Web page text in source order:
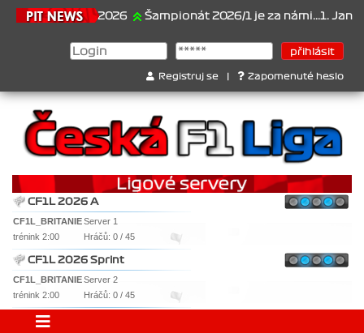
21.6.2026 Šampionát 2026/1 je za námi...1. Jan
Registruj se Zapomenuté heslo
CF1L 2026 A
CF1L_BRITANIEServer 1
trénink 2:00
Hráčů: 0 / 45
CF1L 2026 Sprint
CF1L_BRITANIEServer 2
trénink 2:00
Hráčů: 0 / 45